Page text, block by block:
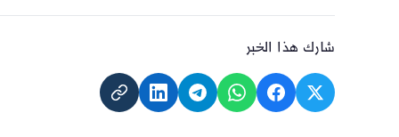
شارك هذا الخبر